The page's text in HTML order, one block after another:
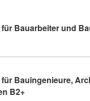
Bauarbeiter und
Bauingenieure,
B2+Kursdetail: